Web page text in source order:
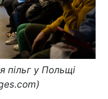
пільг у Польщі